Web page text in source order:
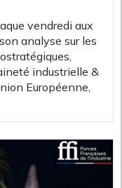
vendredi aux
analyse sur les
industrielle &
Européenne,